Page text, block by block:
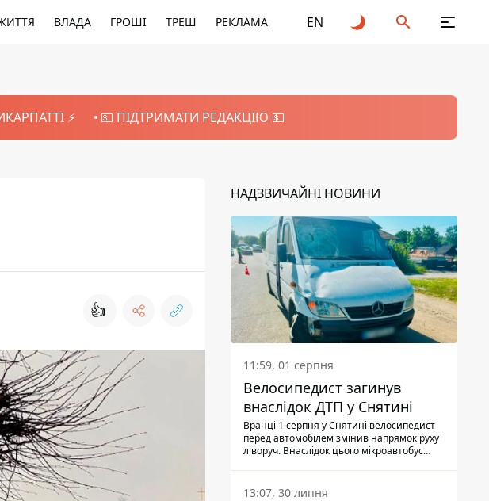
ВЛАДА ГРОШІ ТРЕШ РЕКЛАМА EN
⚡️ 💵 ПІДТРИМАТИ РЕДАКЦІЮ 💵
👍
НАДЗВИЧАЙНІ НОВИНИ
11:59, 01 серпня
Велосипедист загинув
внаслідок ДТП у Снятині
Вранці 1 серпня у Снятині велосипедист
перед автомобілем змінив напрямок руху
ліворуч. Внаслідок цього мікроавтобус
13:07, 30 липня